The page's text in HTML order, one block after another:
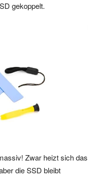
gekoppelt.
Zwar heizt sich das
die SSD bleibt